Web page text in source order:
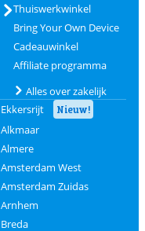
Thuiswerkwinkel
Bring Your Own Device
Cadeauwinkel
Affiliate programma
Alles over zakelijk
Ekkersrijt Nieuw!
Alkmaar
Almere
Amsterdam West
Amsterdam Zuidas
Arnhem
Breda